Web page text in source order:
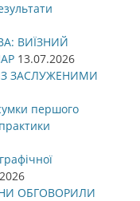
ВИЇЗНИЙ
13.07.2026
ЗАСЛУЖЕНИМИ
першого
ОБГОВОРИЛИ